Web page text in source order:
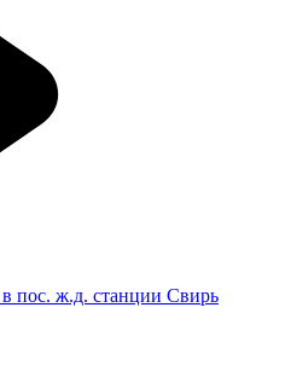
пос. ж.д. станции Свирь